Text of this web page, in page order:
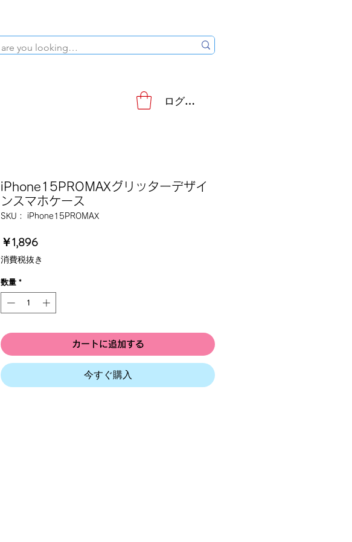
ログイン
iPhone15PROMAXグリッターデザイ
ンスマホケース
SKU： iPhone15PROMAX
￥1,896価
格
消費税抜き
数量 *
カートに追加する
今すぐ購入